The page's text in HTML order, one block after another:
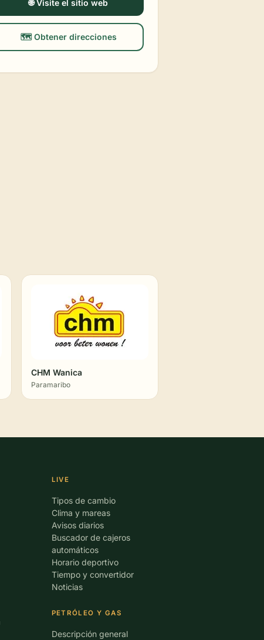
🌐 Visite el sitio web
🗺️ Obtener direcciones
CHM Wanica
Paramaribo
LIVE
Tipos de cambio
Clima y mareas
Avisos diarios
Buscador de cajeros
automáticos
Horario deportivo
Tiempo y convertidor
Noticias
PETRÓLEO Y GAS
Descripción general